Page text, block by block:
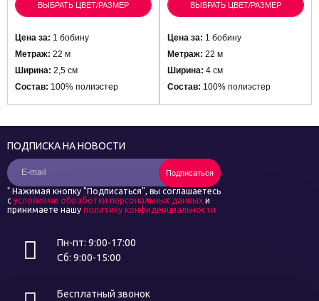
ВЫБРАТЬ ЦВЕТ/РАЗМЕР
Цена за: 1 бобину
Метраж: 22 м
Ширина: 2,5 см
Состав: 100% полиэстер
ВЫБРАТЬ ЦВЕТ/РАЗМЕР
Цена за: 1 бобину
Метраж: 22 м
Ширина: 4 см
Состав: 100% полиэстер
Пн-пт: 9:00-17:00
Сб: 9:00-15:00
Бесплатный звонок
ПОДПИСКА НА НОВОСТИ
Подписаться
* Нажимая кнопку "Подписаться", вы соглашаетесь
с условиями обработки персональных данных и
принимаете нашу политику конфиденциальности